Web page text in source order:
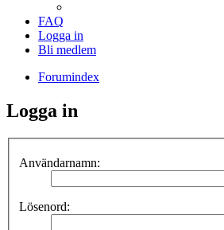
FAQ
Logga in
Bli medlem
Forumindex
Logga in
Användarnamn:
Lösenord: